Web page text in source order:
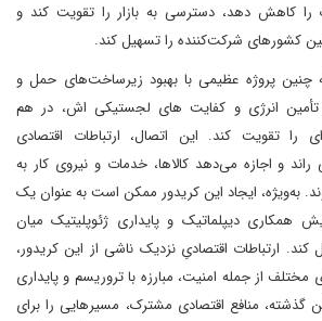
را کاهش دهد، دسترسی به بازار را تقویت کند و
کشورهای شرکت‌کننده را تسهیل کند.
چنین پروژه عظیمی با بهبود زیرساخت‌های حمل و
تأمین انرژی و کفایت های لجستیکی اش، در هم
را تقویت کند. این اتصال، ارتباطات اقتصادی
و اجازه می‌دهد کالاها، خدمات و نیروی کار به
به‌ویژه، ایجاد این کریدور ممکن است به عنوان یک
همکاری دیپلماتیک و پایداری ژئوپلیتیک میان
ارتباطات اقتصادیِ نزدیک ناشی از این کریدور،
مختلف از جمله امنیت، مبارزه با تروریسم و پایداری
گذشته، منافع اقتصادی مشترک، مسیرهایی را برای